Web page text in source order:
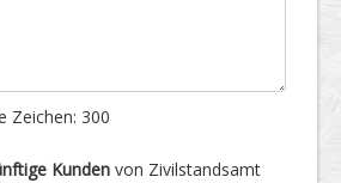
Zeichen: 300
Kunden von Zivilstandsamt